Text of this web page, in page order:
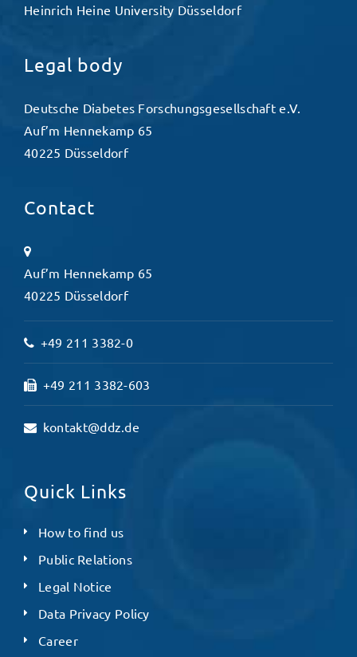
Heinrich Heine University Düsseldorf
Legal body
Deutsche Diabetes Forschungsgesellschaft e.V.
Auf’m Hennekamp 65
40225 Düsseldorf
Contact
Auf’m Hennekamp 65
40225 Düsseldorf
+49 211 3382-0
+49 211 3382-603
kontakt@ddz.de
Quick Links
How to find us
Public Relations
Legal Notice
Data Privacy Policy
Career